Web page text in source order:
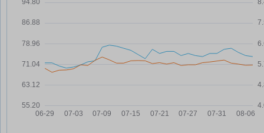
07-23
元，融资余额5.9亿元
厦门国贸：融资净买入539.12万
07-21
05-14